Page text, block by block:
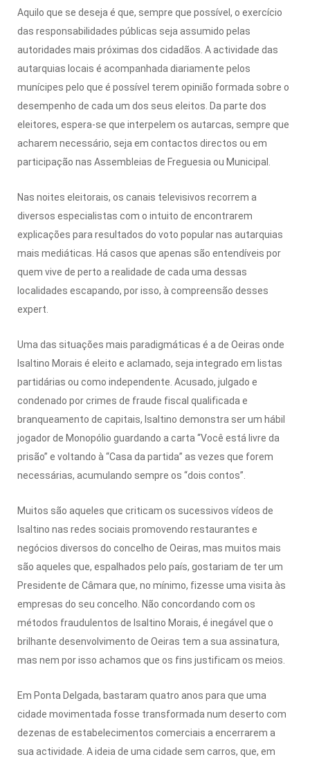
Aquilo que se deseja é que, sempre que possível, o exercício
das responsabilidades públicas seja assumido pelas
autoridades mais próximas dos cidadãos. A actividade das
autarquias locais é acompanhada diariamente pelos
munícipes pelo que é possível terem opinião formada sobre o
desempenho de cada um dos seus eleitos. Da parte dos
eleitores, espera-se que interpelem os autarcas, sempre que
acharem necessário, seja em contactos directos ou em
participação nas Assembleias de Freguesia ou Municipal.
Nas noites eleitorais, os canais televisivos recorrem a
diversos especialistas com o intuito de encontrarem
explicações para resultados do voto popular nas autarquias
mais mediáticas. Há casos que apenas são entendíveis por
quem vive de perto a realidade de cada uma dessas
localidades escapando, por isso, à compreensão desses
expert.
Uma das situações mais paradigmáticas é a de Oeiras onde
Isaltino Morais é eleito e aclamado, seja integrado em listas
partidárias ou como independente. Acusado, julgado e
condenado por crimes de fraude fiscal qualificada e
branqueamento de capitais, Isaltino demonstra ser um hábil
jogador de Monopólio guardando a carta “Você está livre da
prisão” e voltando à “Casa da partida” as vezes que forem
necessárias, acumulando sempre os “dois contos”.
Muitos são aqueles que criticam os sucessivos vídeos de
Isaltino nas redes sociais promovendo restaurantes e
negócios diversos do concelho de Oeiras, mas muitos mais
são aqueles que, espalhados pelo país, gostariam de ter um
Presidente de Câmara que, no mínimo, fizesse uma visita às
empresas do seu concelho. Não concordando com os
métodos fraudulentos de Isaltino Morais, é inegável que o
brilhante desenvolvimento de Oeiras tem a sua assinatura,
mas nem por isso achamos que os fins justificam os meios.
Em Ponta Delgada, bastaram quatro anos para que uma
cidade movimentada fosse transformada num deserto com
dezenas de estabelecimentos comerciais a encerrarem a
sua actividade. A ideia de uma cidade sem carros, que, em